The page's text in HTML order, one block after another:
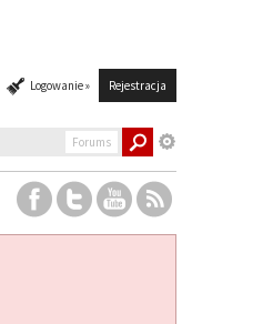
Logowanie » Rejestracja
Forums